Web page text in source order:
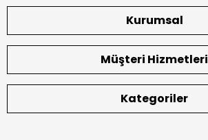
Kurumsal
Müşteri Hizmetleri
Kategoriler